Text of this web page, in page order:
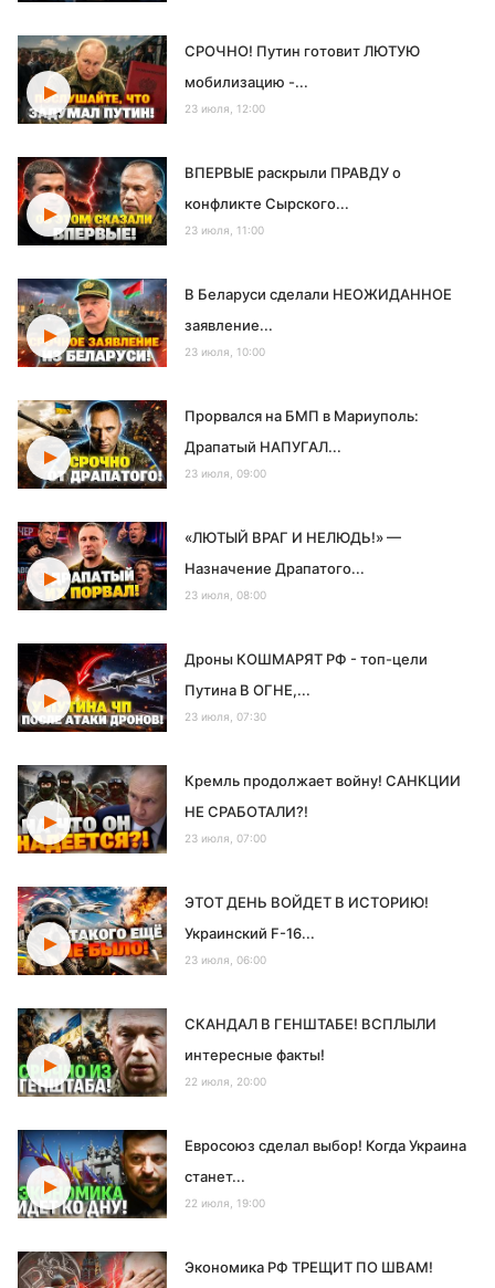
СРОЧНО! Путин готовит ЛЮТУЮ
мобилизацию -...
23 июля, 12:00
ВПЕРВЫЕ раскрыли ПРАВДУ о
конфликте Сырского...
23 июля, 11:00
В Беларуси сделали НЕОЖИДАННОЕ
заявление...
23 июля, 10:00
Прорвался на БМП в Мариуполь:
Драпатый НАПУГАЛ...
23 июля, 09:00
«ЛЮТЫЙ ВРАГ И НЕЛЮДЬ!» —
Назначение Драпатого...
23 июля, 08:00
Дроны КОШМАРЯТ РФ - топ-цели
Путина В ОГНЕ,...
23 июля, 07:30
Кремль продолжает войну! САНКЦИИ
НЕ СРАБОТАЛИ?!
23 июля, 07:00
ЭТОТ ДЕНЬ ВОЙДЕТ В ИСТОРИЮ!
Украинский F-16...
23 июля, 06:00
СКАНДАЛ В ГЕНШТАБЕ! ВСПЛЫЛИ
интересные факты!
22 июля, 20:00
Евросоюз сделал выбор! Когда Украина
станет...
22 июля, 19:00
Экономика РФ ТРЕЩИТ ПО ШВАМ!